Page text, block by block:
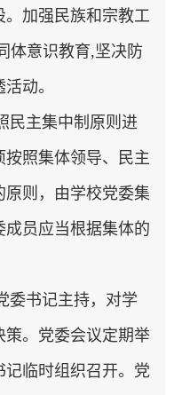
加强民族和宗教工
体意识教育,坚决防
动。
主集中制原则进
照集体领导、民主
则，由学校党委集
员应当根据集体的
委书记主持，对学
。党委会议定期举
临时组织召开。党